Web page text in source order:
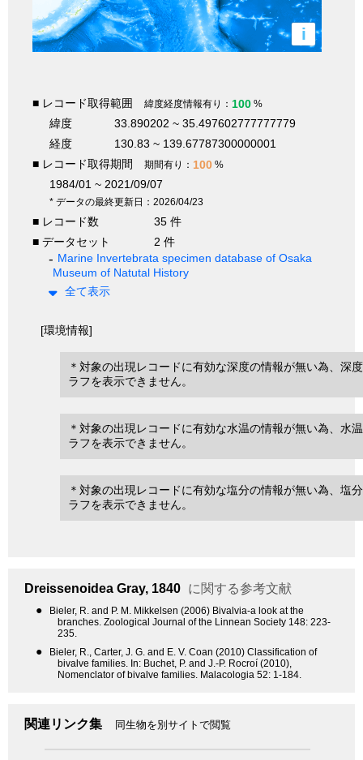
i
■ レコード取得範囲 緯度経度情報有り： 100 %
緯度
33.890202 ~ 35.497602777777779
経度
130.83 ~ 139.67787300000001
■ レコード取得期間
期間有り： 100 %
1984/01 ~ 2021/09/07
* データの最終更新日：2026/04/23
■ レコード数
35 件
■ データセット
2 件
Marine Invertebrata specimen database of Osaka
Museum of Natutal History
全て表示
[環境情報]
＊対象の出現レコードに有効な深度の情報が無い為、深
ラフを表示できません。
＊対象の出現レコードに有効な水温の情報が無い為、水
ラフを表示できません。
＊対象の出現レコードに有効な塩分の情報が無い為、塩
ラフを表示できません。
Dreissenoidea Gray, 1840 に関する参考文献
●
Bieler, R. and P. M. Mikkelsen (2006) Bivalvia-a look at the
branches. Zoological Journal of the Linnean Society 148: 223-
235.
●
Bieler, R., Carter, J. G. and E. V. Coan (2010) Classification of
bivalve families. In: Buchet, P. and J.-P. Rocroí (2010),
Nomenclator of bivalve families. Malacologia 52: 1-184.
関連リンク集 同生物を別サイトで閲覧